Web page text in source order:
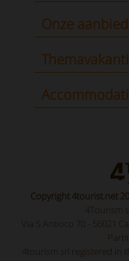
Onze
Copyright 4tourist.net
4Tourism
Via S.Antioco 70 - 56021
4tourism srl registered in